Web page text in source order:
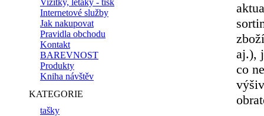
Vizitky, letáky - tisk
Internetové služby
Jak nakupovat
Pravidla obchodu
Kontakt
BAREVNOST
Produkty
Kniha návštěv
KATEGORIE
tašky
aj.),
co